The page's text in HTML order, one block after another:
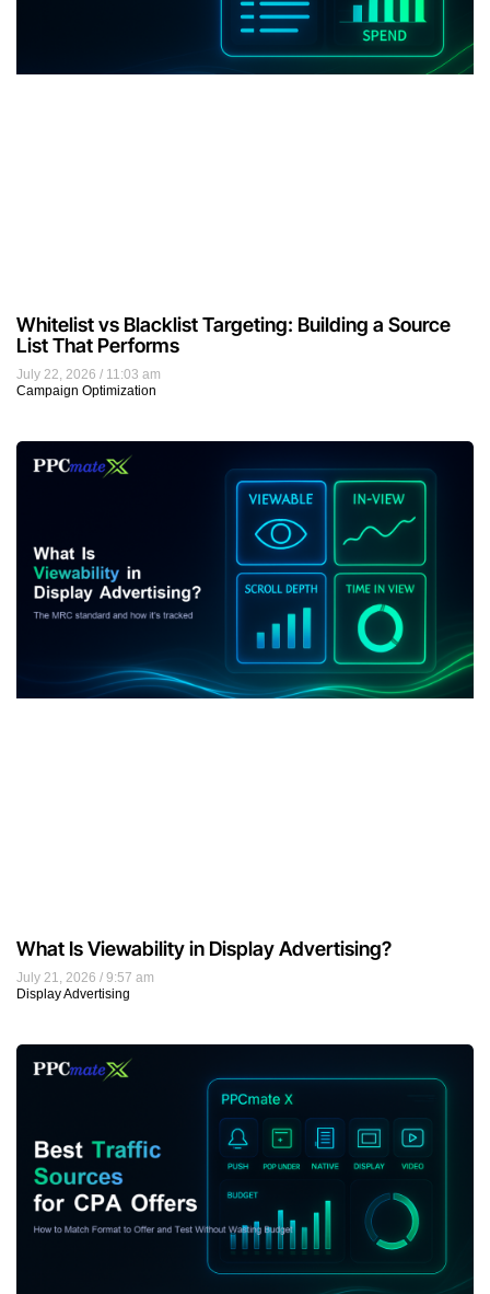
July 22, 2026
11:03 am
Campaign Optimization
Whitelist vs Blacklist Targeting: Building a Source
List That Performs
July 21, 2026
9:57 am
Display Advertising
What Is Viewability in Display Advertising?